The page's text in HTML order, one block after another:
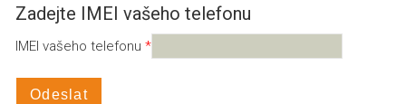
Zadejte IMEI vašeho telefonu
IMEI vašeho telefonu
Odeslat